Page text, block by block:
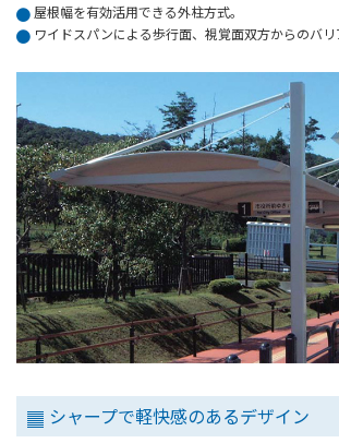
屋根幅を有効活用できる外柱方式。
ワイドスパンによる歩行面、視覚面双方からのバリ
シャープで軽快感のあるデザイン